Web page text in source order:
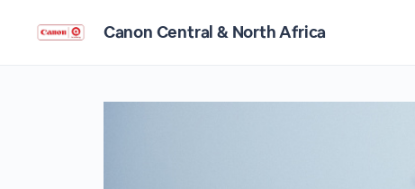
Canon Central & North Africa